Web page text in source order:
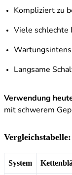
Kompliziert zu
Viele schlechte
Langsame
Verwendung
mit schwerem
Vergleichstabelle:
System